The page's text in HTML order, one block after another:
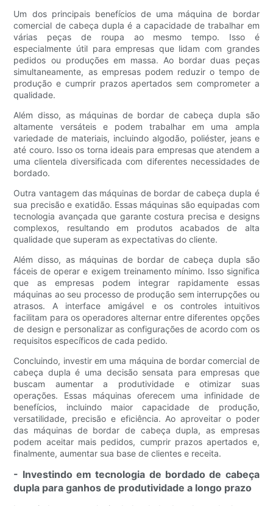
Um dos principais benefícios de uma máquina de bordar
comercial de cabeça dupla é a capacidade de trabalhar em
várias peças de roupa ao mesmo tempo. Isso é
especialmente útil para empresas que lidam com grandes
pedidos ou produções em massa. Ao bordar duas peças
simultaneamente, as empresas podem reduzir o tempo de
produção e cumprir prazos apertados sem comprometer a
qualidade.
Além disso, as máquinas de bordar de cabeça dupla são
altamente versáteis e podem trabalhar em uma ampla
variedade de materiais, incluindo algodão, poliéster, jeans e
até couro. Isso os torna ideais para empresas que atendem a
uma clientela diversificada com diferentes necessidades de
bordado.
Outra vantagem das máquinas de bordar de cabeça dupla é
sua precisão e exatidão. Essas máquinas são equipadas com
tecnologia avançada que garante costura precisa e designs
complexos, resultando em produtos acabados de alta
qualidade que superam as expectativas do cliente.
Além disso, as máquinas de bordar de cabeça dupla são
fáceis de operar e exigem treinamento mínimo. Isso significa
que as empresas podem integrar rapidamente essas
máquinas ao seu processo de produção sem interrupções ou
atrasos. A interface amigável e os controles intuitivos
facilitam para os operadores alternar entre diferentes opções
de design e personalizar as configurações de acordo com os
requisitos específicos de cada pedido.
Concluindo, investir em uma máquina de bordar comercial de
cabeça dupla é uma decisão sensata para empresas que
buscam aumentar a produtividade e otimizar suas
operações. Essas máquinas oferecem uma infinidade de
benefícios, incluindo maior capacidade de produção,
versatilidade, precisão e eficiência. Ao aproveitar o poder
das máquinas de bordar de cabeça dupla, as empresas
podem aceitar mais pedidos, cumprir prazos apertados e,
finalmente, aumentar sua base de clientes e receita.
- Investindo em tecnologia de bordado de cabeça
dupla para ganhos de produtividade a longo prazo